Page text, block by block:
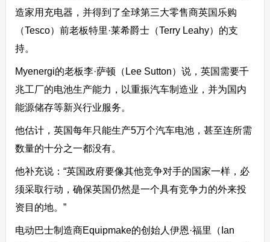
造家用充电器，并得到了全球第三大零售商英国乐购
（Tesco）前老板特里·莱希爵士（Terry Leahy）的支
持。
Myenergi的老板李·萨顿（Lee Sutton）说，英国需要千
兆工厂的电池生产能力，以重振汽车制造业，并为国内
能源储存等新兴行业服务。
他估计，英国每年只能生产5万个汽车电池，甚至连所需
数量的十分之一都没有。
他补充说：“英国政府要像其他竞争对手的国家一样，必
须采取行动，确保英国仍然是一个具有竞争力的外来投
资目的地。”
电动巴士制造商Equipmake的创始人伊恩·福里（Ian